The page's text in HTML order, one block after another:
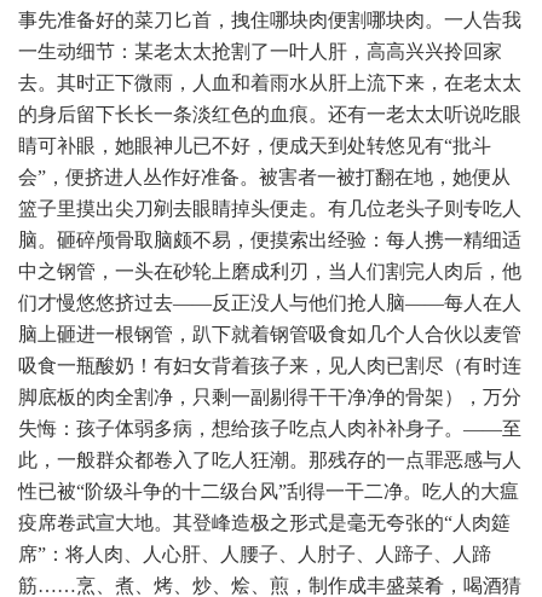
事先准备好的菜刀匕首，拽住哪块肉便割哪块肉。一人告我
一生动细节：某老太太抢割了一叶人肝，高高兴兴拎回家
去。其时正下微雨，人血和着雨水从肝上流下来，在老太太
的身后留下长长一条淡红色的血痕。还有一老太太听说吃眼
睛可补眼，她眼神儿已不好，便成天到处转悠见有“批斗
会”，便挤进人丛作好准备。被害者一被打翻在地，她便从
篮子里摸出尖刀剜去眼睛掉头便走。有几位老头子则专吃人
脑。砸碎颅骨取脑颇不易，便摸索出经验：每人携一精细适
中之钢管，一头在砂轮上磨成利刃，当人们割完人肉后，他
们才慢悠悠挤过去——反正没人与他们抢人脑——每人在人
脑上砸进一根钢管，趴下就着钢管吸食如几个人合伙以麦管
吸食一瓶酸奶！有妇女背着孩子来，见人肉已割尽（有时连
脚底板的肉全割净，只剩一副剔得干干净净的骨架），万分
失悔：孩子体弱多病，想给孩子吃点人肉补补身子。——至
此，一般群众都卷入了吃人狂潮。那残存的一点罪恶感与人
性已被“阶级斗争的十二级台风”刮得一干二净。吃人的大瘟
疫席卷武宣大地。其登峰造极之形式是毫无夸张的“人肉筵
席”：将人肉、人心肝、人腰子、人肘子、人蹄子、人蹄
筋……烹、煮、烤、炒、烩、煎，制作成丰盛菜肴，喝酒猜